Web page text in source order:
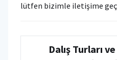
lütfen bizimle iletişime
Dalış Turları